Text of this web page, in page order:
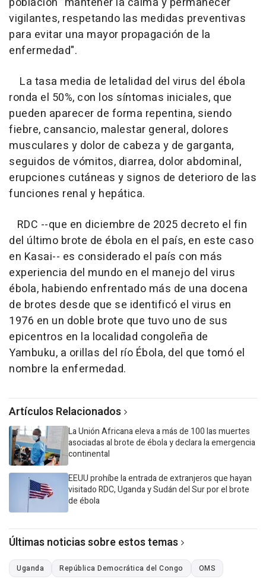
vigilantes, respetando las medidas preventivas
para evitar una mayor propagación de la
enfermedad".
La tasa media de letalidad del virus del ébola
ronda el 50%, con los síntomas iniciales, que
pueden aparecer de forma repentina, siendo
fiebre, cansancio, malestar general, dolores
musculares y dolor de cabeza y de garganta,
seguidos de vómitos, diarrea, dolor abdominal,
erupciones cutáneas y signos de deterioro de las
funciones renal y hepática.
RDC --que en diciembre de 2025 decreto el fin
del último brote de ébola en el país, en este caso
en Kasai-- es considerado el país con más
experiencia del mundo en el manejo del virus
ébola, habiendo enfrentado más de una docena
de brotes desde que se identificó el virus en
1976 en un doble brote que tuvo uno de sus
epicentros en la localidad congoleña de
Yambuku, a orillas del río Ébola, del que tomó el
nombre la enfermedad.
Artículos Relacionados
La Unión Africana eleva a más de 100 las muertes
asociadas al brote de ébola y declara la emergencia
continental
EEUU prohíbe la entrada de extranjeros que hayan
visitado RDC, Uganda y Sudán del Sur por el brote
de ébola
Últimas noticias sobre estos temas
Uganda República Democrática del Congo OMS